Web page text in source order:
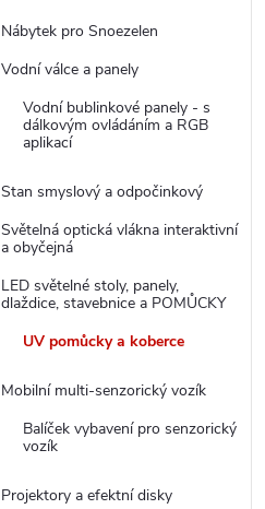
Nábytek pro Snoezelen
Vodní válce a panely
Vodní bublinkové panely - s
dálkovým ovládáním a RGB
aplikací
Stan smyslový a odpočinkový
Světelná optická vlákna interaktivní
a obyčejná
LED světelné stoly, panely,
dlaždice, stavebnice a POMŮCKY
UV pomůcky a koberce
Mobilní multi-senzorický vozík
Balíček vybavení pro senzorický
vozík
Projektory a efektní disky
265 Kč DO KOŠÍKU